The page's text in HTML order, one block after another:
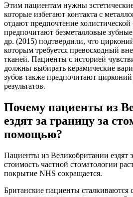
Этим пациентам нужны
которые избегают контакта с
отдают предпочтение
предпочитают безметалловые
др. (2015) подтвердили, что
которым требуется превосходный
тканей. Пациенты с историей
должны выбирать керамические
зубов также предпочитают цирконий
результатов.
Почему пациенты из
ездят за границу за
помощью?
Пациенты из Великобритании ездят
стоимость частной стоматологии
покрытие NHS сокращается.
Британские пациенты сталкиваются